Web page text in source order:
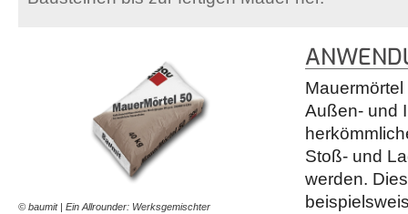
© baumit | Ein Allrounder: Werksgemischter
Außen- und
Stoß- und
werden.